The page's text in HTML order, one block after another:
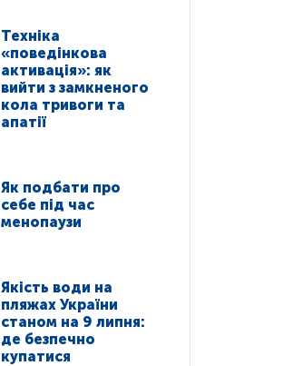
Техніка
«поведінкова
активація»: як
вийти з замкненого
кола тривоги та
апатії
Як подбати про
себе під час
менопаузи
Якість води на
пляжах України
станом на 9 липня:
де безпечно
купатися